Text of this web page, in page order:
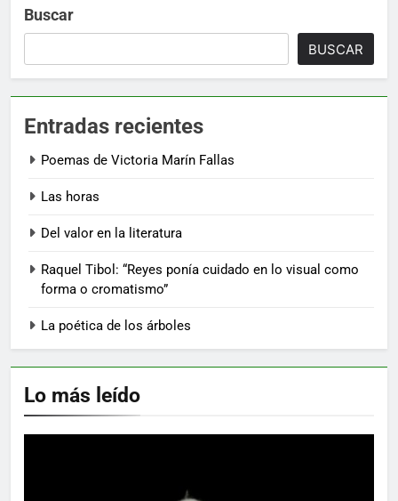
Buscar
BUSCAR
Entradas recientes
Poemas de Victoria Marín Fallas
Las horas
Del valor en la literatura
Raquel Tibol: “Reyes ponía cuidado en lo visual como
forma o cromatismo”
La poética de los árboles
Lo más leído